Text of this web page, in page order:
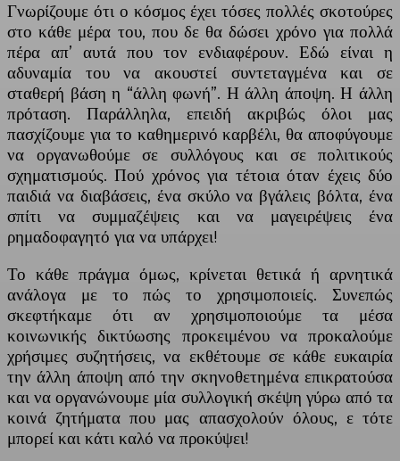
Γνωρίζουμε ότι ο κόσμος έχει τόσες πολλές σκοτούρες
στο κάθε μέρα του, που δε θα δώσει χρόνο για πολλά
πέρα απ’ αυτά που τον ενδιαφέρουν. Εδώ είναι η
αδυναμία του να ακουστεί συντεταγμένα και σε
σταθερή βάση η “άλλη φωνή”. Η άλλη άποψη. Η άλλη
πρόταση. Παράλληλα, επειδή ακριβώς όλοι μας
πασχίζουμε για το καθημερινό καρβέλι, θα αποφύγουμε
να οργανωθούμε σε συλλόγους και σε πολιτικούς
σχηματισμούς. Πού χρόνος για τέτοια όταν έχεις δύο
παιδιά να διαβάσεις, ένα σκύλο να βγάλεις βόλτα, ένα
σπίτι να συμμαζέψεις και να μαγειρέψεις ένα
ρημαδοφαγητό για να υπάρχει!
Το κάθε πράγμα όμως, κρίνεται θετικά ή αρνητικά
ανάλογα με το πώς το χρησιμοποιείς. Συνεπώς
σκεφτήκαμε ότι αν χρησιμοποιούμε τα μέσα
κοινωνικής δικτύωσης προκειμένου να προκαλούμε
χρήσιμες συζητήσεις, να εκθέτουμε σε κάθε ευκαιρία
την άλλη άποψη από την σκηνοθετημένα επικρατούσα
και να οργανώνουμε μία συλλογική σκέψη γύρω από τα
κοινά ζητήματα που μας απασχολούν όλους, ε τότε
μπορεί και κάτι καλό να προκύψει!